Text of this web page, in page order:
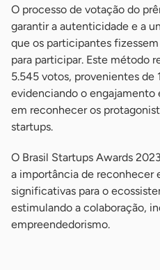
O processo de votação do
garantir a autenticidade e a
que os participantes
para participar. Este método
5.545 votos, provenientes de
evidenciando o engajamento
em reconhecer os
startups.
O Brasil Startups Awards
a importância de reconhecer
significativas para o
estimulando a colaboração,
empreendedorismo.